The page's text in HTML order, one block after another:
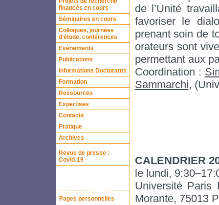
financés en cours
Séminaires en cours
Colloques, journées
d’étude, conférences
Evénements
Publications
Informations Doctorants
Formation
Ressources
Expertises
Contacts
Pratique
Archives
Revue de presse :
Covid-19
Pages personnelles
de l’Unité
favoriser le
prenant soin de
orateurs sont
permettant aux
Coordination :
Sammarchi,
CALENDRIER
le lundi,
Université Paris
Morante, 75013